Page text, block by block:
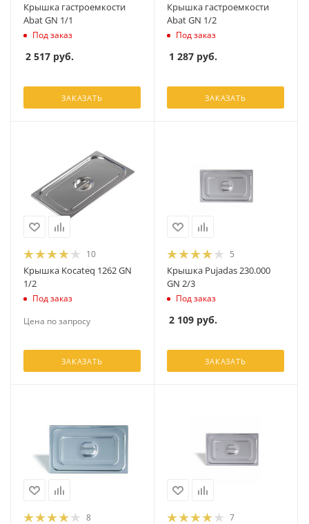
Крышка гастроемкости
Abat GN 1/1
Под заказ
2 517 руб.
ЗАКАЗАТЬ
Крышка гастроемкости
Abat GN 1/2
Под заказ
1 287 руб.
ЗАКАЗАТЬ
10
Крышка Kocateq 1262 GN
1/2
Под заказ
Цена по запросу
ЗАКАЗАТЬ
5
Крышка Pujadas 230.000
GN 2/3
Под заказ
2 109 руб.
ЗАКАЗАТЬ
8 7